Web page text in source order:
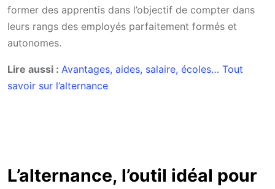
former des apprentis dans l’objectif de compter dans
leurs rangs des employés parfaitement formés et
autonomes.
Lire aussi : Avantages, aides, salaire, écoles… Tout
savoir sur l’alternance
L’alternance, l’outil idéal pour